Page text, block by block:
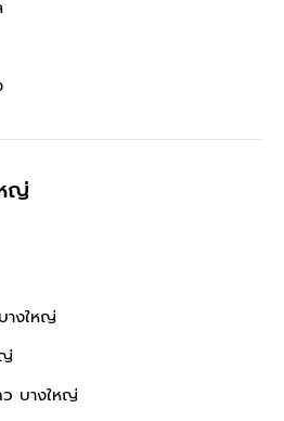
ญ่
างใหญ่
บางใหญ่